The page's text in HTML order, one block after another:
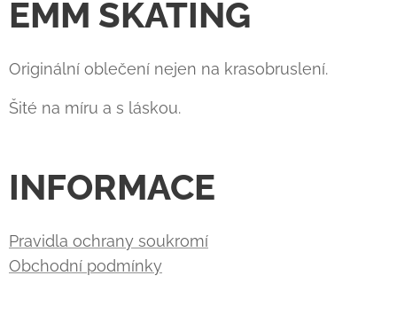
EMM SKATING
Originální oblečení nejen na krasobruslení.
Šité na míru a s láskou.
INFORMACE
Pravidla ochrany soukromí
Obchodní podmínky